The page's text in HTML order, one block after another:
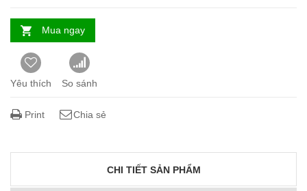
Mua ngay
Yêu thích So sánh
Print Chia sẻ
CHI TIẾT SẢN PHẨM